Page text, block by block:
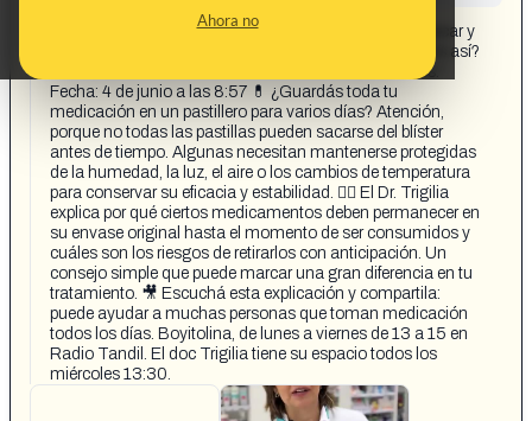
Ahora no
"El color del blister de las pastillas indica si se puede sacar y
guardar en un pastillero" Nos escriben: "En serio esto es así?
Nadie nos habla de ello. No médicos ni farmacéuticos."
Fecha: 4 de junio a las 8:57 💊 ¿Guardás toda tu
medicación en un pastillero para varios días? Atención,
porque no todas las pastillas pueden sacarse del blíster
antes de tiempo. Algunas necesitan mantenerse protegidas
de la humedad, la luz, el aire o los cambios de temperatura
para conservar su eficacia y estabilidad. 👨‍⚕️ El Dr. Trigilia
explica por qué ciertos medicamentos deben permanecer en
su envase original hasta el momento de ser consumidos y
cuáles son los riesgos de retirarlos con anticipación. Un
consejo simple que puede marcar una gran diferencia en tu
tratamiento. 🎥 Escuchá esta explicación y compartila:
puede ayudar a muchas personas que toman medicación
todos los días. Boyitolina, de lunes a viernes de 13 a 15 en
Radio Tandil. El doc Trigilia tiene su espacio todos los
miércoles 13:30.